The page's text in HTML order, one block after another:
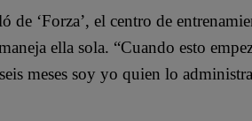
de ‘Forza’, el centro de
ella sola. “Cuando esto
meses soy yo quien lo